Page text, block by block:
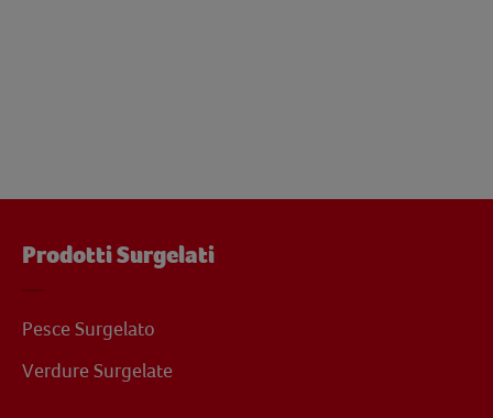
Prodotti Surgelati
Pesce Surgelato
Verdure Surgelate